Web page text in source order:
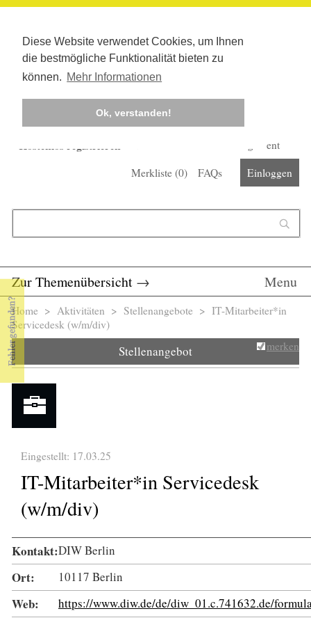
Diese Website verwendet Cookies, um Ihnen
die bestmögliche Funktionalität bieten zu
können. Mehr Informationen
Ok, verstanden!
Kostenlos registrieren
Corona-Management
Merkliste (0) FAQs Einloggen
Zur Themenübersicht → Menu
Sie sind hier
Home > Aktivitäten > Stellenangebote > IT-Mitarbeiter*in
Servicedesk (w/m/div)
Stellenangebot merken
Eingestellt: 17.03.25
IT-Mitarbeiter*in Servicedesk
(w/m/div)
Kontakt:DIW Berlin
Ort: 10117 Berlin
Web: https://www.diw.de/de/diw_01.c.741632.de/